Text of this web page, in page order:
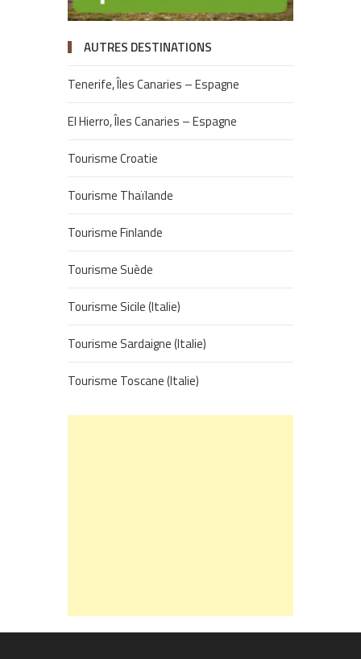
AUTRES DESTINATIONS
Tenerife, Îles Canaries – Espagne
El Hierro, Îles Canaries – Espagne
Tourisme Croatie
Tourisme Thaïlande
Tourisme Finlande
Tourisme Suède
Tourisme Sicile (Italie)
Tourisme Sardaigne (Italie)
Tourisme Toscane (Italie)